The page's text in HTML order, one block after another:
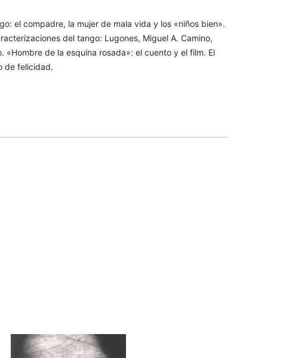
el compadre, la mujer de mala vida y los «niños bien».
del tango: Lugones, Miguel A. Camino,
«Hombre de la esquina rosada»: el cuento y el film. El
de felicidad.